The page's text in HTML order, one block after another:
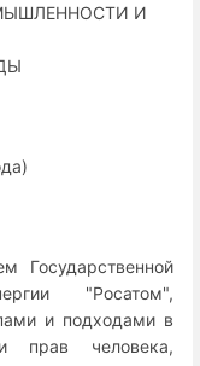
И
Государственной
"Росатом",
и подходами в
прав человека,